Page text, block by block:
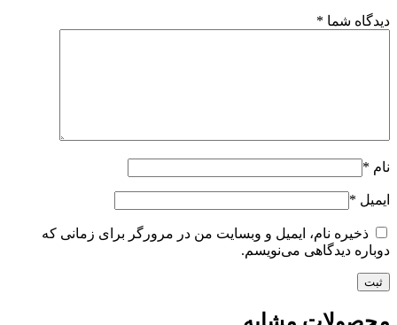
دیدگاه شما *
نام *
ایمیل *
ذخیره نام، ایمیل و وبسایت من در مرورگر برای زمانی که
دوباره دیدگاهی می‌نویسم.